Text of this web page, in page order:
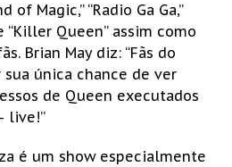
of Magic,” “Radio Ga Ga,”
“Killer Queen” assim como
Brian May diz: “Fãs do
sua única chance de ver
de Queen executados
live!”
é um show especialmente